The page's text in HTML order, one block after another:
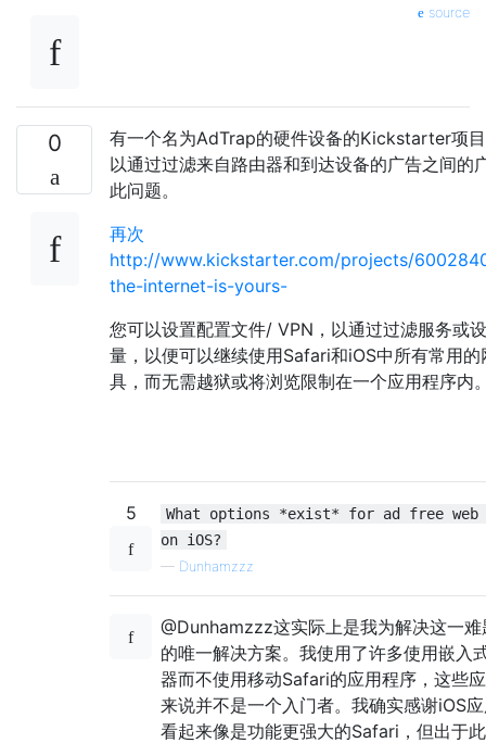
source
0
有一个名为AdTrap的硬件设备的Kickstarter项
以通过过滤来自路由器和到达设备的广告之间的
此问题。
再次
http://www.kickstarter.com/projects/
the-internet-is-yours-
您可以设置配置文件/ VPN，以通过过滤服务或
量，以便可以继续使用Safari和iOS中所有常用的
具，而无需越狱或将浏览限制在一个应用程序内
5
What options *exist* for ad free web
on iOS?
— Dunhamzzz
@Dunhamzzz这实际上是我为解决这一
的唯一解决方案。我使用了许多使用嵌入
器而不使用移动Safari的应用程序，这些
来说并不是一个入门者。我确实感谢iOS
看起来像是功能更强大的Safari，但出于